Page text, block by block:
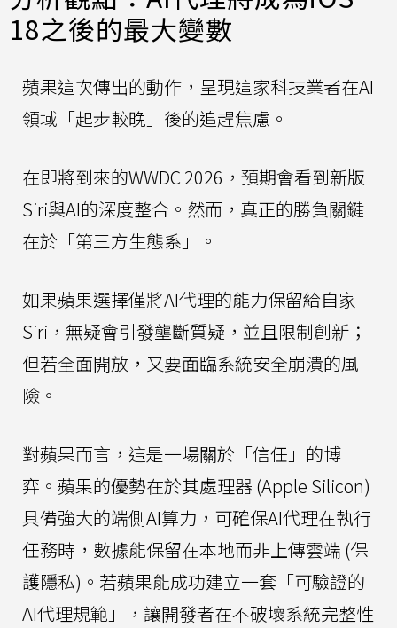
18之後的最大變數
蘋果這次傳出的動作，呈現這家科技業者在AI
領域「起步較晚」後的追趕焦慮。
在即將到來的WWDC 2026，預期會看到新版
Siri與AI的深度整合。然而，真正的勝負關鍵
在於「第三方生態系」。
如果蘋果選擇僅將AI代理的能力保留給自家
Siri，無疑會引發壟斷質疑，並且限制創新；
但若全面開放，又要面臨系統安全崩潰的風
險。
對蘋果而言，這是一場關於「信任」的博
弈。蘋果的優勢在於其處理器 (Apple Silicon)
具備強大的端側AI算力，可確保AI代理在執行
任務時，數據能保留在本地而非上傳雲端 (保
護隱私)。若蘋果能成功建立一套「可驗證的
AI代理規範」，讓開發者在不破壞系統完整性